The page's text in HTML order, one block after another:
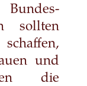
sollten
und
die